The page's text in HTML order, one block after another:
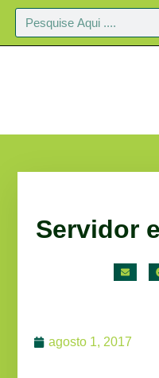
Servidor
agosto 1, 2017